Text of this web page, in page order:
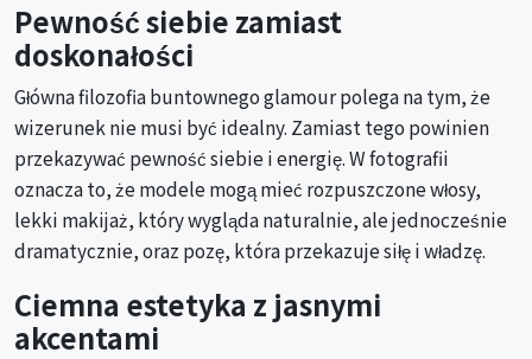
Pewność siebie zamiast
doskonałości
Główna filozofia buntownego glamour polega na tym, że
wizerunek nie musi być idealny. Zamiast tego powinien
przekazywać pewność siebie i energię. W fotografii
oznacza to, że modele mogą mieć rozpuszczone włosy,
lekki makijaż, który wygląda naturalnie, ale jednocześnie
dramatycznie, oraz pozę, która przekazuje siłę i władzę.
Ciemna estetyka z jasnymi
akcentami